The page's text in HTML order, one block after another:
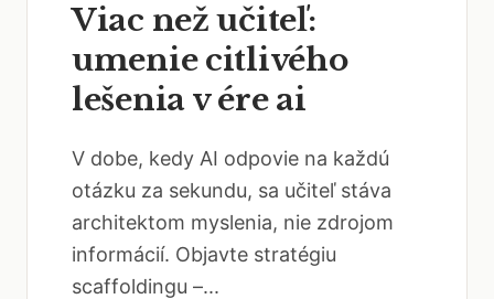
Viac než učiteľ:
umenie citlivého
lešenia v ére ai
V dobe, kedy AI odpovie na každú
otázku za sekundu, sa učiteľ stáva
architektom myslenia, nie zdrojom
informácií. Objavte stratégiu
scaffoldingu –...